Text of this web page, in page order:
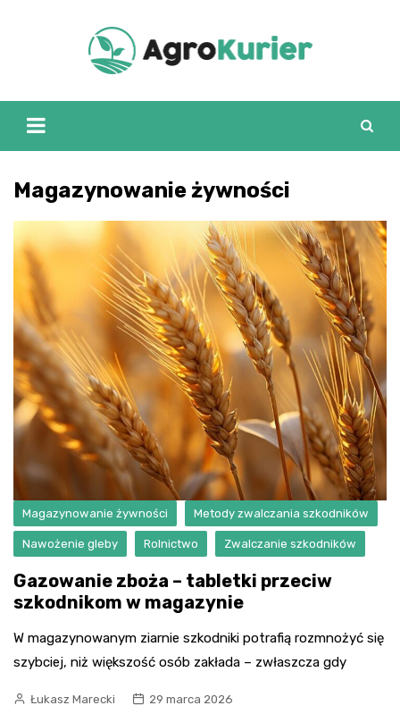
Magazynowanie żywności
Magazynowanie żywności Metody zwalczania szkodników
Nawożenie gleby Rolnictwo Zwalczanie szkodników
Gazowanie zboża – tabletki przeciw
szkodnikom w magazynie
W magazynowanym ziarnie szkodniki potrafią rozmnożyć się
szybciej, niż większość osób zakłada – zwłaszcza gdy
Łukasz Marecki 29 marca 2026